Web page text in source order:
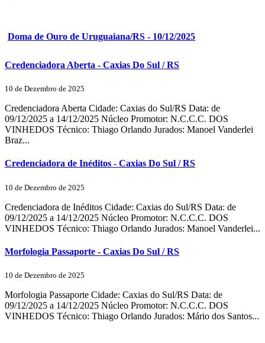
Doma de Ouro de Uruguaiana/RS - 10/12/2025
Credenciadora Aberta - Caxias Do Sul / RS
10 de Dezembro de 2025
Credenciadora Aberta Cidade: Caxias do Sul/RS Data: de
09/12/2025 a 14/12/2025 Núcleo Promotor: N.C.C.C. DOS
VINHEDOS Técnico: Thiago Orlando Jurados: Manoel Vanderlei
Braz...
Credenciadora de Inéditos - Caxias Do Sul / RS
10 de Dezembro de 2025
Credenciadora de Inéditos Cidade: Caxias do Sul/RS Data: de
09/12/2025 a 14/12/2025 Núcleo Promotor: N.C.C.C. DOS
VINHEDOS Técnico: Thiago Orlando Jurados: Manoel Vanderlei...
Morfologia Passaporte - Caxias Do Sul / RS
10 de Dezembro de 2025
Morfologia Passaporte Cidade: Caxias do Sul/RS Data: de
09/12/2025 a 14/12/2025 Núcleo Promotor: N.C.C.C. DOS
VINHEDOS Técnico: Thiago Orlando Jurados: Mário dos Santos...